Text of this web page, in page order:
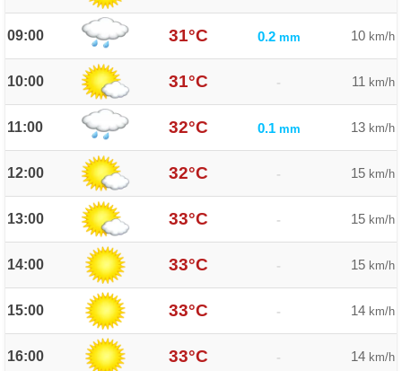
09:00 31°C 0.2 mm 10 km/h
10:00 31°C - 11 km/h
11:00 32°C 0.1 mm 13 km/h
12:00 32°C - 15 km/h
13:00 33°C - 15 km/h
14:00 33°C - 15 km/h
15:00 33°C - 14 km/h
16:00 33°C - 14 km/h